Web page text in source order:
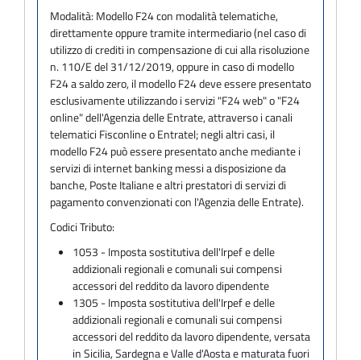
Modalità: Modello F24 con modalità telematiche,
direttamente oppure tramite intermediario (nel caso di
utilizzo di crediti in compensazione di cui alla risoluzione
n. 110/E del 31/12/2019, oppure in caso di modello
F24 a saldo zero, il modello F24 deve essere presentato
esclusivamente utilizzando i servizi "F24 web" o "F24
online" dell'Agenzia delle Entrate, attraverso i canali
telematici Fisconline o Entratel; negli altri casi, il
modello F24 può essere presentato anche mediante i
servizi di internet banking messi a disposizione da
banche, Poste Italiane e altri prestatori di servizi di
pagamento convenzionati con l'Agenzia delle Entrate).
Codici Tributo:
1053 - Imposta sostitutiva dell'Irpef e delle
addizionali regionali e comunali sui compensi
accessori del reddito da lavoro dipendente
1305 - Imposta sostitutiva dell'Irpef e delle
addizionali regionali e comunali sui compensi
accessori del reddito da lavoro dipendente, versata
in Sicilia, Sardegna e Valle d'Aosta e maturata fuori